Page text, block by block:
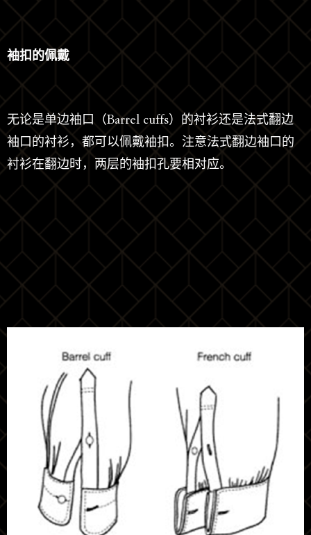
袖扣的佩戴
无论是单边袖口（Barrel cuffs）的衬衫还是法式翻边
袖口的衬衫，都可以佩戴袖扣。注意法式翻边袖口的
衬衫在翻边时，两层的袖扣孔要相对应。